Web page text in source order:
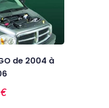
de 2004 à